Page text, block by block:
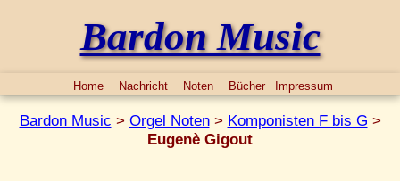
Bardon Music
Home Nachricht Noten Bücher Impressum
Bardon Music > Orgel Noten> Komponisten F bis G >
Eugenè Gigout